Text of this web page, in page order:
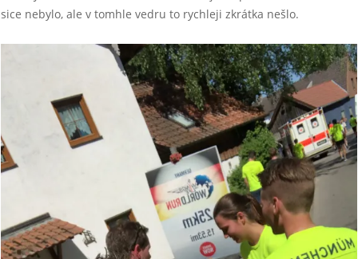
sice nebylo, ale v tomhle vedru to rychleji zkrátka nešlo.